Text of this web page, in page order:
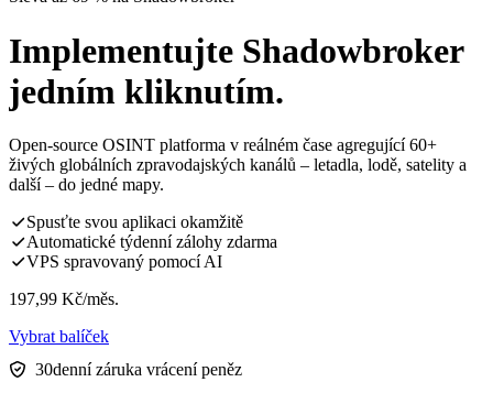
Implementujte Shadowbroker
jedním kliknutím.
Open-source OSINT platforma v reálném čase agregující 60+
živých globálních zpravodajských kanálů – letadla, lodě, satelity a
další – do jedné mapy.
Spusťte svou aplikaci okamžitě
Automatické týdenní zálohy zdarma
VPS spravovaný pomocí AI
197,99 Kč/měs.
Vybrat balíček
30denní záruka vrácení peněz